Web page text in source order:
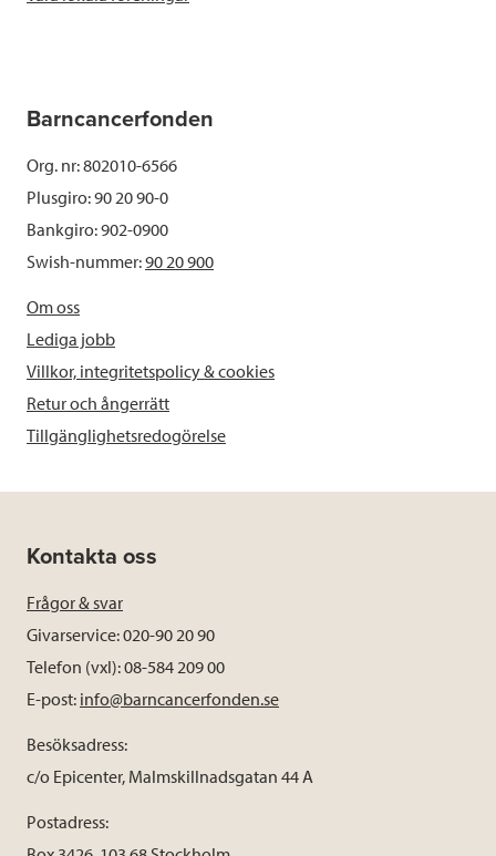
Barncancerfonden
Org. nr: 802010-6566
Plusgiro: 90 20 90-0
Bankgiro: 902-0900
Swish-nummer:90 20 900
Om oss
Lediga jobb
Villkor, integritetspolicy & cookies
Retur och ångerrätt
Tillgänglighetsredogörelse
Kontakta oss
Frågor & svar
Givarservice: 020-90 20 90
Telefon (vxl): 08-584 209 00
E-post: info@barncancerfonden.se
Besöksadress:
c/o Epicenter, Malmskillnadsgatan 44 A
Postadress: